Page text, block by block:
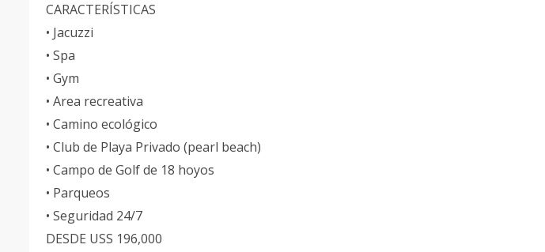
CARACTERÍSTICAS
• Jacuzzi
• Spa
• Gym
• ⁠Area recreativa
• ⁠Camino ecológico
• Club de Playa Privado (pearl beach)
• Campo de Golf de 18 hoyos
• Parqueos
• Seguridad 24/7
DESDE USS 196,000